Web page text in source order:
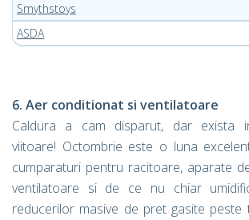
Smythstoys
ASDA
6. Aer conditionat si ventilatoare
Caldura a cam disparut, dar exista
viitoare! Octombrie este o luna
cumparaturi pentru racitoare, aparate
ventilatoare si de ce nu chiar
reducerilor masive de pret gasite peste